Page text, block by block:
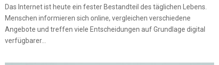
Das Internet ist heute ein fester Bestandteil des täglichen Lebens.
Menschen informieren sich online, vergleichen verschiedene
Angebote und treffen viele Entscheidungen auf Grundlage digital
verfügbarer...